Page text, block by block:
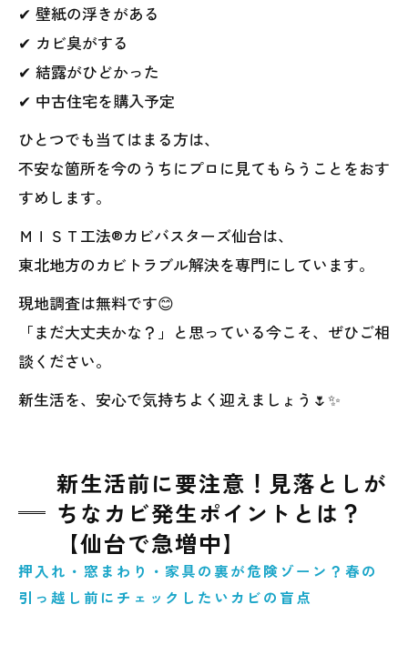
✔ 壁紙の浮きがある
✔ カビ臭がする
✔ 結露がひどかった
✔ 中古住宅を購入予定
ひとつでも当てはまる方は、
不安な箇所を今のうちにプロに見てもらうことをおす
すめします。
ＭＩＳＴ工法®カビバスターズ仙台は、
東北地方のカビトラブル解決を専門にしています。
現地調査は無料です😊
「まだ大丈夫かな？」と思っている今こそ、ぜひご相
談ください。
新生活を、安心で気持ちよく迎えましょう🌷✨
新生活前に要注意！見落としが
ちなカビ発生ポイントとは？
【仙台で急増中】
押入れ・窓まわり・家具の裏が危険ゾーン？春の
引っ越し前にチェックしたいカビの盲点